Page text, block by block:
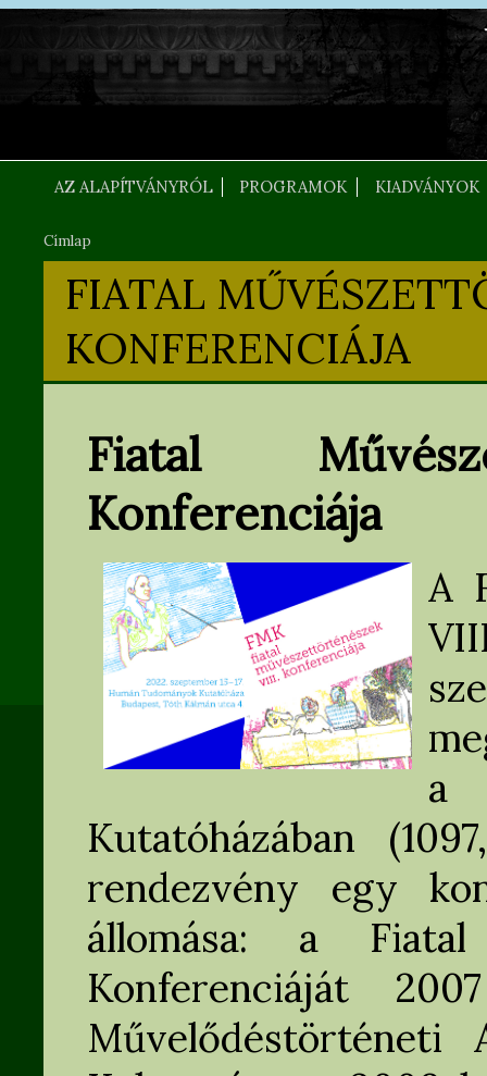
Ugrás a tartalomra
FEJLEC SZOVEG
AZ ALAPÍTVÁNYRÓL PROGRAMOK KIADVÁNYOK
Jelenlegi hely
Címlap
FIATAL
KONFERENCIÁJA
Fiatal
Konferenciája
A
a
Kutatóházában
rendezvény egy
állomása: a Fiatal
Konferenciáját
Művelődéstörténeti